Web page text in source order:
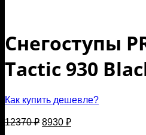
Снегоступы
Tactic 930
Как купить дешевле?
12370₽ Первоначальная
8930 ₽Текущая